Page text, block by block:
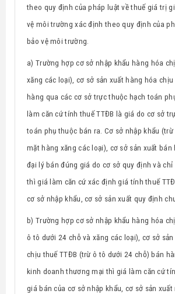
theo quy định của pháp luật về thuế giá trị
vệ môi trường xác định theo quy định của
bảo vệ môi trường.
a) Trường hợp cơ sở nhập khẩu hàng hóa
xăng các loại), cơ sở sản xuất hàng hóa chịu
hàng qua các cơ sở trực thuộc hạch toán
làm căn cứ tính thuế TTĐB là giá do cơ sở
toán phụ thuộc bán ra. Cơ sở nhập khẩu (trừ
mặt hàng xăng các loại), cơ sở sản xuất
đại lý bán đúng giá do cơ sở quy định và chỉ
thì giá làm căn cứ xác định giá tính thuế
cơ sở nhập khẩu, cơ sở sản xuất quy định
b) Trường hợp cơ sở nhập khẩu hàng hóa
ô tô dưới 24 chỗ và xăng các loại), cơ sở
chịu thuế TTĐB (trừô tô dưới 24 chỗ) bán
kinh doanh thương mại thì giá làm căn cứ
giá bán của cơ sở nhập khẩu, cơ sở sản